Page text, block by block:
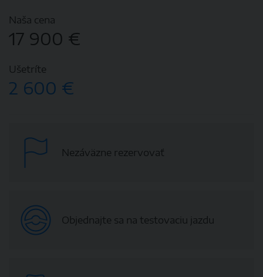
Naša cena
17 900 €
Ušetríte
2 600 €
Nezáväzne rezervovať
Objednajte sa na testovaciu jazdu